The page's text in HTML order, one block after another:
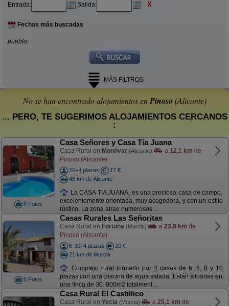
Entrada: Salida: X
Fechas más buscadas
pueblo:
MÁS FILTROS
No se han encontrado alojamientos enPinoso (Alicante)
... PERO, TE SUGERIMOS ALOJAMIENTOS CERCANOS
:
8 Fotos
Casa Señores y Casa Tía Juana
Casa Rural en Monóvar (Alicante) a 12,1 km de
Pinoso (Alicante)
20+4 plazas
17 €
45 km de Alicante
La CASA TIA JUANA, es una preciosa casa de campo,
excelentemente orientada, muy acogedora, y con un estilo
rústico. La zona atrae numerosos ...
8 Fotos
Casas Rurales Las Señoritas
Casa Rural en Fortuna (Murcia) a 23,9 km de
Pinoso (Alicante)
6-30+4 plazas
20 €
21 km de Murcia
Complejo rural formado por 4 casas de 6, 6, 8 y 10
plazas con una piscina de agua salada. Están situadas en
una finca de 30. 000m2 totalment ...
Casa Rural El Castillico
Casa Rural en Yecla (Murcia) a 25,1 km de